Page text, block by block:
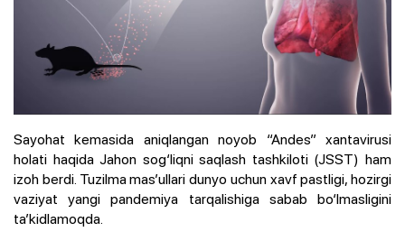
Sayohat kemasida aniqlangan noyob “Andes” xantavirusi
holati haqida Jahon sog‘liqni saqlash tashkiloti (JSST) ham
izoh berdi. Tuzilma mas’ullari dunyo uchun xavf pastligi, hozirgi
vaziyat yangi pandemiya tarqalishiga sabab bo‘lmasligini
ta’kidlamoqda.